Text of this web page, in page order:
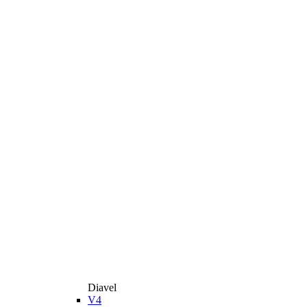
Diavel
V4